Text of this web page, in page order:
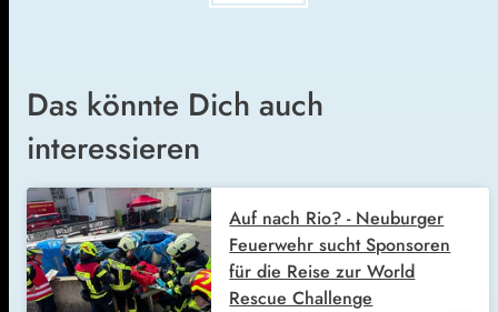
Das könnte Dich auch
interessieren
Auf nach Rio? - Neuburger
Feuerwehr sucht Sponsoren
für die Reise zur World
Rescue Challenge